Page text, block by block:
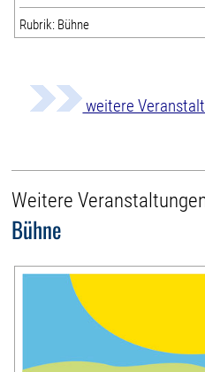
Rubrik: Bühne
weitere
Weitere
Bühne